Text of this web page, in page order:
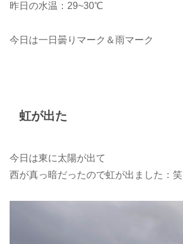
昨日の水温：29~30℃
今日は一日曇りマーク＆雨マーク
虹が出た
今日は東に太陽が出て
西が真っ暗だったので虹が出ました：笑